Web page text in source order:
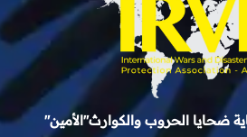
ضحايا الحروب والكوارث"الأمين"